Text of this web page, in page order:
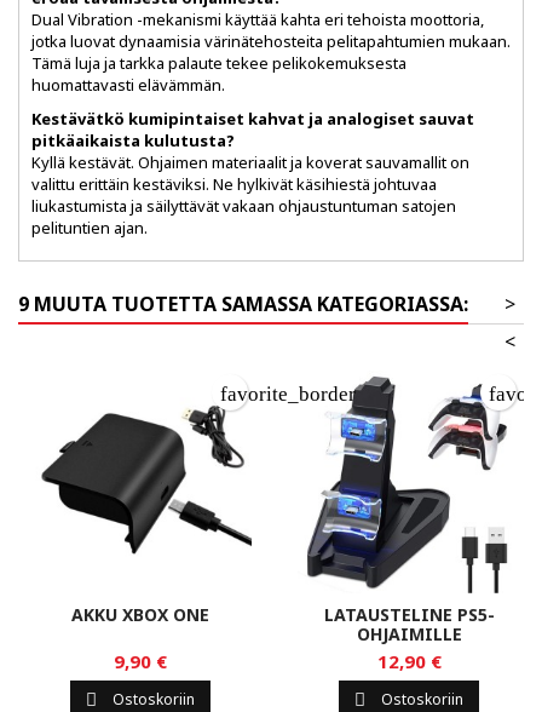
Dual Vibration -mekanismi käyttää kahta eri tehoista moottoria,
jotka luovat dynaamisia värinätehosteita pelitapahtumien mukaan.
Tämä luja ja tarkka palaute tekee pelikokemuksesta
huomattavasti elävämmän.
Kestävätkö kumipintaiset kahvat ja analogiset sauvat
pitkäaikaista kulutusta?
Kyllä kestävät. Ohjaimen materiaalit ja koverat sauvamallit on
valittu erittäin kestäviksi. Ne hylkivät käsihiestä johtuvaa
liukastumista ja säilyttävät vakaan ohjaustuntuman satojen
pelituntien ajan.
9 MUUTA TUOTETTA SAMASSA KATEGORIASSA:
>
<
AKKU XBOX ONE
9,90 €
 Ostoskoriin
favorite_border
LATAUSTELINE PS5-
OHJAIMILLE
12,90 €
 Ostoskoriin